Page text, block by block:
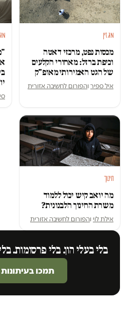
מגזין
מכסות נפט, מרכזי דאטה
וכיפת ברזל: מאחורי הקלעים
של הגט האמירותי מאופ"ק
איל ספיר והפורום לחשיבה אזורית
חינוך
מה יואב קיש יכול ללמוד
משרת החינוך הלבנונית?
אילת לוי והפורום לחשיבה אזורית
בלי בעלי הון. בלי פרסומות.
תמכו